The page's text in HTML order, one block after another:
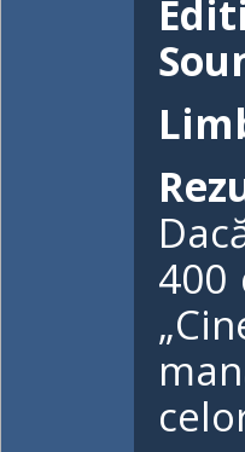
400